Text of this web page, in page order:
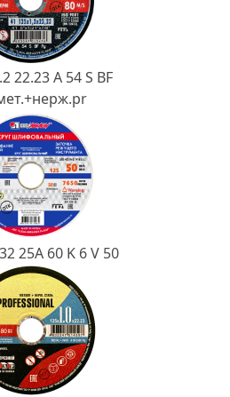
22.23 A 54 S BF
25А 60 K 6 V 50